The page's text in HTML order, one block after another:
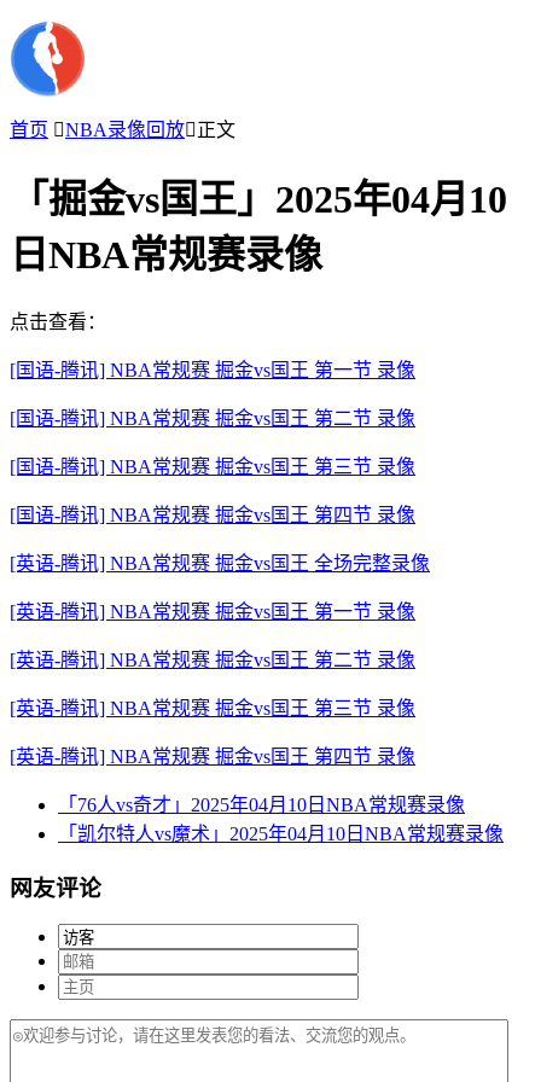
首页 NBA录像回放正文
「掘金vs国王」2025年04月10
日NBA常规赛录像
点击查看：
[国语-腾讯] NBA常规赛 掘金vs国王 第一节 录像
[国语-腾讯] NBA常规赛 掘金vs国王 第二节 录像
[国语-腾讯] NBA常规赛 掘金vs国王 第三节 录像
[国语-腾讯] NBA常规赛 掘金vs国王 第四节 录像
[英语-腾讯] NBA常规赛 掘金vs国王 全场完整录像
[英语-腾讯] NBA常规赛 掘金vs国王 第一节 录像
[英语-腾讯] NBA常规赛 掘金vs国王 第二节 录像
[英语-腾讯] NBA常规赛 掘金vs国王 第三节 录像
[英语-腾讯] NBA常规赛 掘金vs国王 第四节 录像
「76人vs奇才」2025年04月10日NBA常规赛录像
「凯尔特人vs魔术」2025年04月10日NBA常规赛录像
网友评论